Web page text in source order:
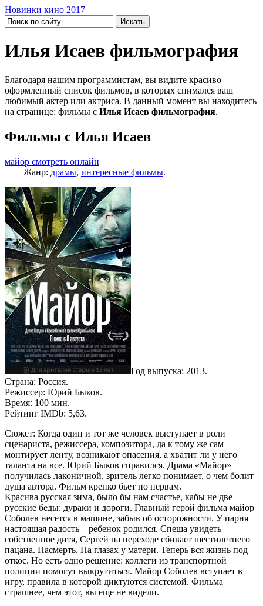
Новинки кино 2017
Илья Исаев фильмография
Благодаря нашим программистам, вы видите красиво
оформленный список фильмов, в которых снимался ваш
любимый актер или актриса. В данный момент вы находитесь
на странице: фильмы с Илья Исаев фильмография.
Фильмы с Илья Исаев
майор смотреть онлайн
Жанр: драмы, интересные фильмы.
Год выпуска: 2013.
Страна: Россия.
Режиссер: Юрий Быков.
Время: 100 мин.
Рейтинг IMDb: 5,63.
Сюжет: Когда один и тот же человек выступает в роли
сценариста, режиссера, композитора, да к тому же сам
монтирует ленту, возникают опасения, а хватит ли у него
таланта на все. Юрий Быков справился. Драма «Майор»
получилась лаконичной, зритель легко понимает, о чем болит
душа автора. Фильм крепко бьет по нервам.
Красива русская зима, было бы нам счастье, кабы не две
русские беды: дураки и дороги. Главный герой фильма майор
Соболев несется в машине, забыв об осторожности. У парня
настоящая радость – ребенок родился. Спеша увидеть
собственное дитя, Сергей на переходе сбивает шестилетнего
пацана. Насмерть. На глазах у матери. Теперь вся жизнь под
откос. Но есть одно решение: коллеги из транспортной
полиции помогут выкрутиться. Майор Соболев вступает в
игру, правила в которой диктуются системой. Фильма
страшнее, чем этот, вы еще не видели.